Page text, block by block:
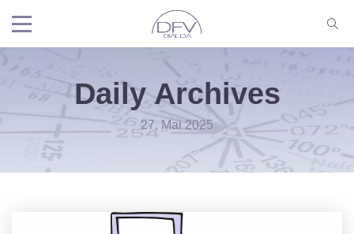
Daily Archives
27. Mai 2025